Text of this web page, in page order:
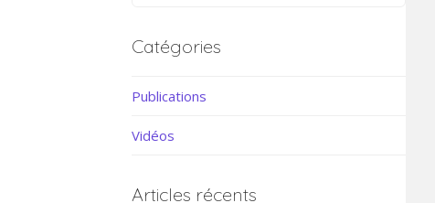
Catégories
Publications
Vidéos
Articles récents